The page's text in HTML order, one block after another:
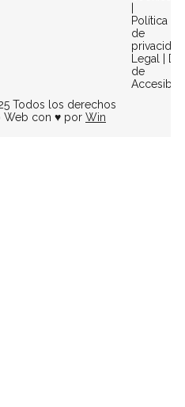
|
Política
de
privacidad
Legal |
de
Todos los derechos
Web con ♥ por Win